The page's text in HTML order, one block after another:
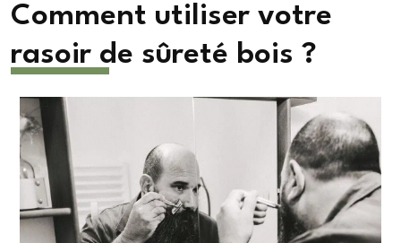
Comment utiliser votre
rasoir de sûreté bois ?